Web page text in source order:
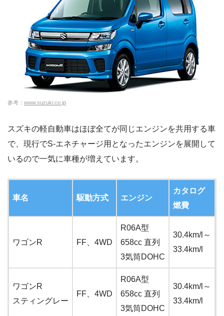
参考： www.suzuki.co.jp
スズキの軽自動車はほぼ全てが同じエンジンを共用する車
で、現行でS-エネチャージ用となったエンジンを展開して
いるので一気に車種が増えています。
車名 駆動方式 エンジン
カタログ
燃費
ワゴンR FF、4WD
R06A型
658cc 直列
3気筒DOHC
30.4km/l～
33.4km/l
ワゴンR
スティングレー
FF、4WD
R06A型
658cc 直列
3気筒DOHC
30.4km/l～
33.4km/l